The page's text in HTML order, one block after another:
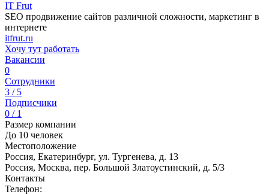
IT Frut
SEO продвижение сайтов различной сложности, маркетинг в
интернете
itfrut.ru
Хочу тут работать
Вакансии
0
Сотрудники
3 / 5
Подписчики
0 / 1
Размер компании
До 10 человек
Местоположение
Россия, Екатеринбург, ул. Тургенева, д. 13
Россия, Москва, пер. Большой Златоустинский, д. 5/3
Контакты
Телефон: